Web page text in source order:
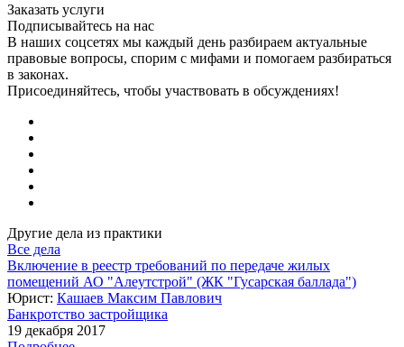
Заказать услуги
Подписывайтесь на нас
В наших соцсетях мы каждый день разбираем актуальные
правовые вопросы, спорим с мифами и помогаем разбираться
в законах.
Присоединяйтесь, чтобы участвовать в обсуждениях!
Другие дела из практики
Все дела
Включение в реестр требований по передаче жилых
помещений АО "Алеутстрой" (ЖК "Гусарская баллада")
Юрист: Кашаев Максим Павлович
Банкротство застройщика
19 декабря 2017